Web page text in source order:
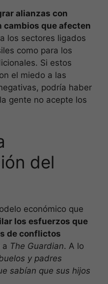
alianzas con
cambios que afecten
los sectores ligados
como para los
Si estos
el miedo a las
podría haber
gente no acepte los
del
económico que
los esfuerzos que
de conflictos
a The Guardian. A lo
y padres
sabían que sus hijos